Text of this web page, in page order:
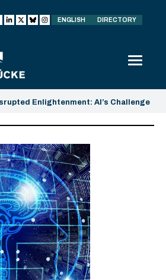
ENGLISH DIRECTORY
Enlightenment: AI’s Challenge